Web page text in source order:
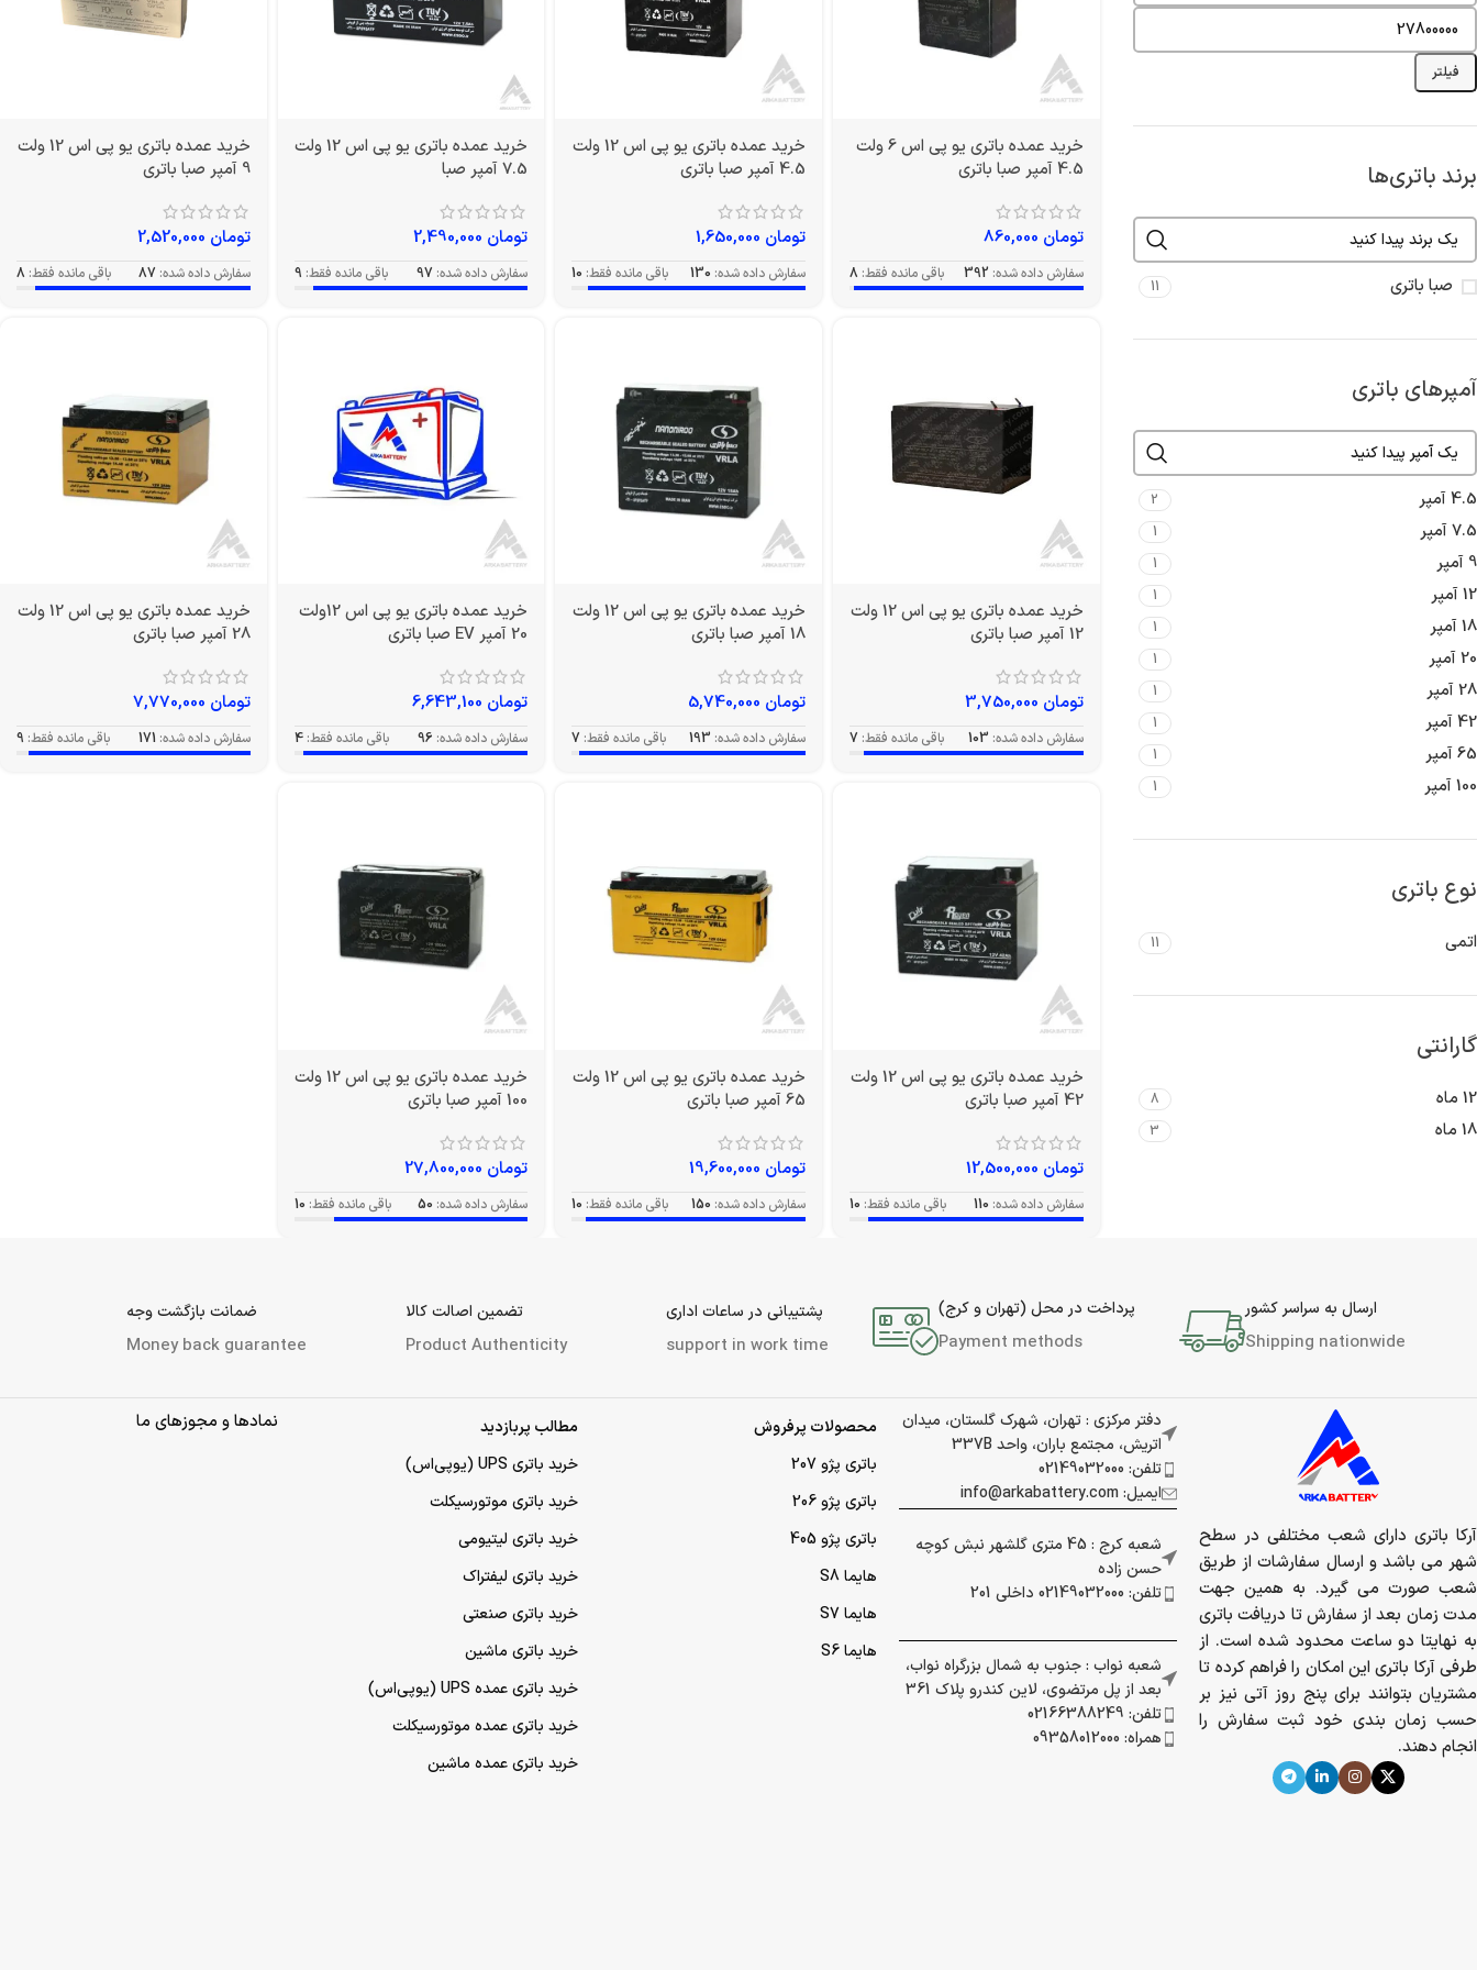
فیلتر
برند باتری‌ها
صبا باتری 11
آمپرهای باتری
4.5 آمپر 2
7.5 آمپر 1
9 آمپر 1
12 آمپر 1
18 آمپر 1
20 آمپر 1
28 آمپر 1
42 آمپر 1
65 آمپر 1
100 آمپر 1
نوع باتری
اتمی 11
گارانتی
12 ماه 8
18 ماه 3
خرید عمده باتری یو پی اس 6 ولت
4.5 آمپر صبا باتری
تومان
سفارش داده شده: 392 باقی مانده فقط: 8
خرید عمده باتری یو پی اس 12 ولت
4.5 آمپر صبا باتری
تومان
سفارش داده شده: 130 باقی مانده فقط: 10
خرید عمده باتری یو پی اس 12 ولت
7.5 آمپر صبا
تومان
سفارش داده شده: 97 باقی مانده فقط: 9
خرید عمده باتری یو پی اس 12 ولت
9 آمپر صبا باتری
تومان
سفارش داده شده: 87 باقی مانده فقط: 8
خرید عمده باتری یو پی اس 12 ولت
12 آمپر صبا باتری
تومان
سفارش داده شده: 103 باقی مانده فقط: 7
خرید عمده باتری یو پی اس 12 ولت
18 آمپر صبا باتری
تومان
سفارش داده شده: 193 باقی مانده فقط: 7
خرید عمده باتری یو پی اس 12ولت
20 آمپر EV صبا باتری
تومان
سفارش داده شده: 96 باقی مانده فقط: 4
خرید عمده باتری یو پی اس 12 ولت
28 آمپر صبا باتری
تومان
سفارش داده شده: 171 باقی مانده فقط: 9
خرید عمده باتری یو پی اس 12 ولت
42 آمپر صبا باتری
تومان
سفارش داده شده: 110 باقی مانده فقط: 10
خرید عمده باتری یو پی اس 12 ولت
65 آمپر صبا باتری
تومان
سفارش داده شده: 150 باقی مانده فقط: 10
خرید عمده باتری یو پی اس 12 ولت
100 آمپر صبا باتری
تومان
سفارش داده شده: 50 باقی مانده فقط: 10
ارسال به سراسر کشور
Shipping nationwide
پرداخت در محل (تهران و کرج)
Payment methods
پشتیبانی در ساعات اداری
support in work time
تضمین اصالت کالا
Product Authenticity
ضمانت بازگشت وجه
Money back guarantee
آرکا باتری دارای شعب مختلفی در سطح
شهر می باشد و ارسال سفارشات از طریق
شعب صورت می گیرد. به همین جهت
مدت زمان بعد از سفارش تا دریافت باتری
به نهایتا دو ساعت محدود شده است. از
طرفی آرکا باتری این امکان را فراهم کرده تا
مشتریان بتوانند برای پنج روز آتی نیز بر
حسب زمان بندی خود ثبت سفارش را
انجام دهند.
دفتر مرکزی : تهران، شهرک گلستان، میدان
اتریش، مجتمع باران، واحد 337B
تلفن: 02149032000
ایمیل: info@arkabattery.com
شعبه کرج : 45 متری گلشهر نبش کوچه
حسن زاده
تلفن: 02149032000 داخلی 201
شعبه نواب : جنوب به شمال بزرگراه نواب،
بعد از پل مرتضوی، لاین کندرو پلاک 361
تلفن: 02166388249
همراه: 09358012000
محصولات پرفروش
باتری پژو 207
باتری پژو 206
باتری پژو 405
هایما S8
هایما S7
هایما S6
مطالب پربازدید
خرید باتری UPS (یو‌پی‌اس)
خرید باتری موتورسیکلت
خرید باتری لیتیومی
خرید باتری لیفتراک
خرید باتری صنعتی
خرید باتری ماشین
خرید باتری عمده UPS (یو‌پی‌اس)
خرید باتری عمده موتورسیکلت
خرید باتری عمده ماشین
نمادها و مجوزهای ما